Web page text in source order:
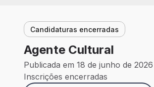
Candidaturas encerradas
Agente Cultural
Publicada em 18 de junho de 2026
Inscrições encerradas